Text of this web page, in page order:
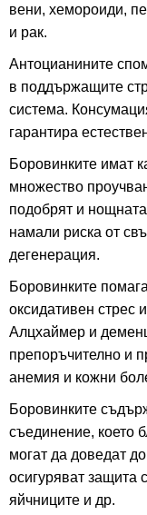
вени, хемороиди,
и рак.
Антоцианините
в поддържащите
система.
гарантира
Боровинките имат
множество
подобрят и
намали риска от
дегенерация.
Боровинките
оксидативен стрес
Алцхаймер и
препоръчително и
анемия и кожни
Боровинките
съединение, което
могат да доведат
осигуряват защита
яйчниците и др.